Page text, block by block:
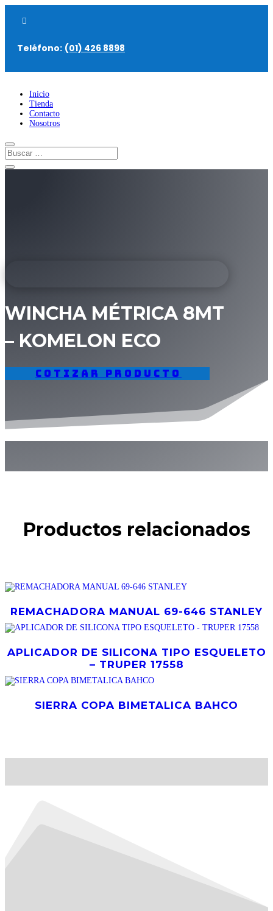

Teléfono: (01) 426 8898
Inicio
Tienda
Contacto
Nosotros
WINCHA MÉTRICA 8MT
– KOMELON ECO
Cotizar producto
Productos relacionados
REMACHADORA MANUAL 69-646 STANLEY
APLICADOR DE SILICONA TIPO ESQUELETO
– TRUPER 17558
SIERRA COPA BIMETALICA BAHCO